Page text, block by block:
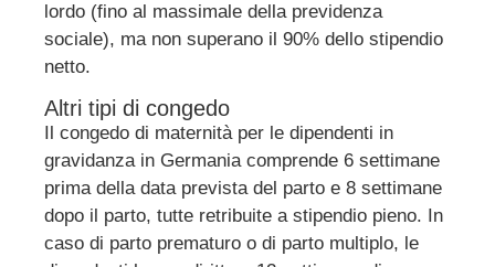
lordo (fino al massimale della previdenza
sociale), ma non superano il 90% dello stipendio
netto.
Altri tipi di congedo
Il congedo di maternità per le dipendenti in
gravidanza in Germania comprende 6 settimane
prima della data prevista del parto e 8 settimane
dopo il parto, tutte retribuite a stipendio pieno. In
caso di parto prematuro o di parto multiplo, le